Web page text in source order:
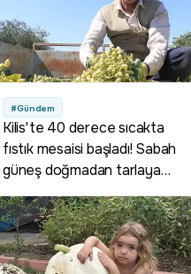
#Gündem
Kilis'te 40 derece sıcakta
fıstık mesaisi başladı! Sabah
güneş doğmadan tarlaya
yüzünü güldürdü